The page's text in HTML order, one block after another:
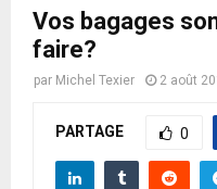
Vos bagages
faire?
par Michel Texier 2 août
PARTAGE 0